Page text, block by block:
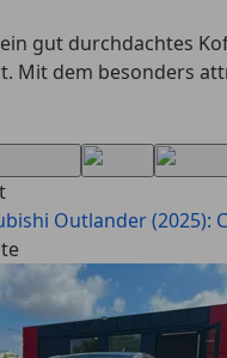
gut durchdachtes
Mit dem besonders
Outlander (2025):